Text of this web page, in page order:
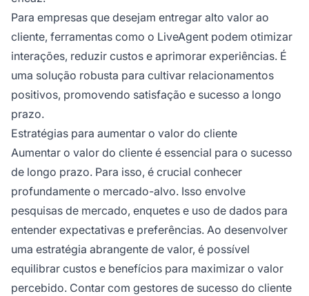
Para empresas que desejam entregar alto valor ao
cliente, ferramentas como o LiveAgent podem otimizar
interações, reduzir custos e aprimorar experiências. É
uma solução robusta para cultivar relacionamentos
positivos, promovendo satisfação e sucesso a longo
prazo.
Estratégias para aumentar o valor do cliente
Aumentar o valor do cliente é essencial para o sucesso
de longo prazo. Para isso, é crucial conhecer
profundamente o mercado-alvo. Isso envolve
pesquisas de mercado, enquetes e uso de dados para
entender expectativas e preferências. Ao desenvolver
uma estratégia abrangente de valor, é possível
equilibrar custos e benefícios para maximizar o valor
percebido. Contar com gestores de sucesso do cliente